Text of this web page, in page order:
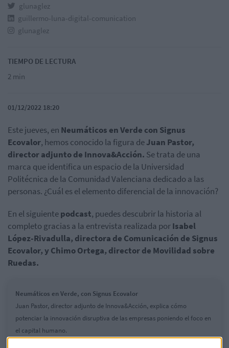
glunaglez
guillermo-luna-digital-comunication
glunaglez
TIEMPO DE LECTURA
2 min
01/12/2022 18:20
Este jueves, en Neumáticos en Verde con Signus
Ecovalor, hemos conocido la figura deJuan Pastor,
director adjunto de Innova&Acción. Se trata de una
marca que identifica un espacio de la Universidad
Politécnica de la Comunidad Valenciana dedicado a las
personas. ¿Cuál es el elemento diferencial de la innovación?
En el siguientepodcast, puedes descubrir la historia al
completo gracias a la entrevista realizada porIsabel
López-Rivadulla, directora de Comunicación de Signus
Ecovalor, y Chimo Ortega, director de Movilidad sobre
Ruedas.
Neumáticos en Verde, con Signus Ecovalor
Juan Pastor, director adjunto de Innova&Acción, explica cómo
potenciar la innovación disruptiva de las empresas poniendo el foco en
el capital humano.